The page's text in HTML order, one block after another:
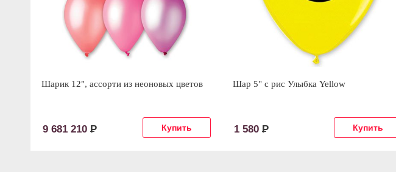
Шарик 12", ассорти из неоновых цветов
9 681 210 Р
Шар 5" с рис Улыбка Yellow
1 580 Р